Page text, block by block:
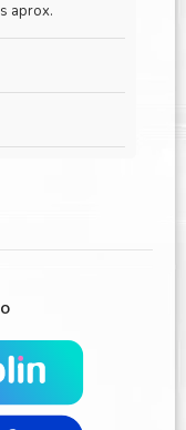
aprox.